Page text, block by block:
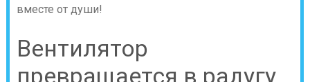
вместе от души!
Вентилятор
превращается в радугу